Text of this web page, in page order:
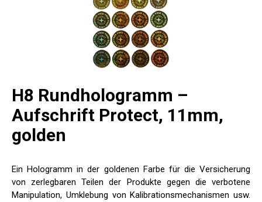
H8 Rundhologramm –
Aufschrift Protect, 11mm,
golden
Ein Hologramm in der goldenen Farbe für die Versicherung
von zerlegbaren Teilen der Produkte gegen die verbotene
Manipulation, Umklebung von Kalibrationsmechanismen usw.